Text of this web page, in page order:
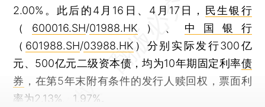
2.00%。此后的4月16日、4月17日， 民生银行
（ 600016.SH/01988.HK ）、 中国银行
（ 601988.SH/03988.HK ）分别实际发行300亿
元、500亿元二级资本债，均为10年期固定利率债
券 ，在第5年末附有条件的发行人赎回权，票面利
率为2.13%、1.97%。